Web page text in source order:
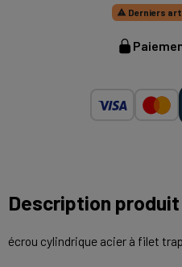
 Derniers
Description produit
écrou cylindrique acier à filet